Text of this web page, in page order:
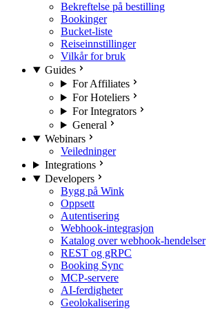
Bekreftelse på bestilling
Bookinger
Bucket-liste
Reiseinnstillinger
Vilkår for bruk
Guides
For Affiliates
For Hoteliers
For Integrators
General
Webinars
Veiledninger
Integrations
Developers
Bygg på Wink
Oppsett
Autentisering
Webhook-integrasjon
Katalog over webhook-hendelser
REST og gRPC
Booking Sync
MCP-servere
AI-ferdigheter
Geolokalisering